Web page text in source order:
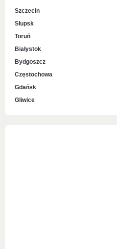
Szczecin
Słupsk
Toruń
Białystok
Bydgoszcz
Częstochowa
Gdańsk
Gliwice